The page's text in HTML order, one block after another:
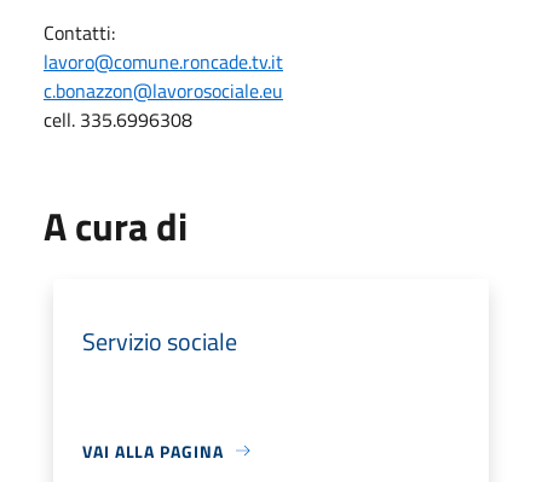
Contatti:
lavoro@comune.roncade.tv.it
c.bonazzon@lavorosociale.eu
cell. 335.6996308
A cura di
Servizio sociale
VAI ALLA PAGINA